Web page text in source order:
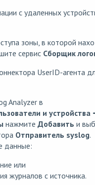
с удаленных
зоны, в которой
сервис Сборщик
UserID-агента
Analyzer в
и устройства
нажмите Добавить и
Отправитель syslog.
данные:
или
журналов с источника.